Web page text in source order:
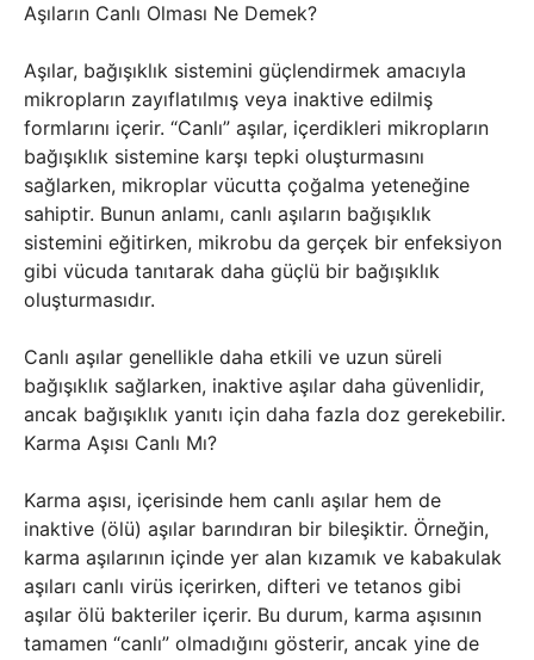
Aşıların Canlı Olması Ne Demek?
Aşılar, bağışıklık sistemini güçlendirmek amacıyla
mikropların zayıflatılmış veya inaktive edilmiş
formlarını içerir. “Canlı” aşılar, içerdikleri mikropların
bağışıklık sistemine karşı tepki oluşturmasını
sağlarken, mikroplar vücutta çoğalma yeteneğine
sahiptir. Bunun anlamı, canlı aşıların bağışıklık
sistemini eğitirken, mikrobu da gerçek bir enfeksiyon
gibi vücuda tanıtarak daha güçlü bir bağışıklık
oluşturmasıdır.
Canlı aşılar genellikle daha etkili ve uzun süreli
bağışıklık sağlarken, inaktive aşılar daha güvenlidir,
ancak bağışıklık yanıtı için daha fazla doz gerekebilir.
Karma Aşısı Canlı Mı?
Karma aşısı, içerisinde hem canlı aşılar hem de
inaktive (ölü) aşılar barındıran bir bileşiktir. Örneğin,
karma aşılarının içinde yer alan kızamık ve kabakulak
aşıları canlı virüs içerirken, difteri ve tetanos gibi
aşılar ölü bakteriler içerir. Bu durum, karma aşısının
tamamen “canlı” olmadığını gösterir, ancak yine de